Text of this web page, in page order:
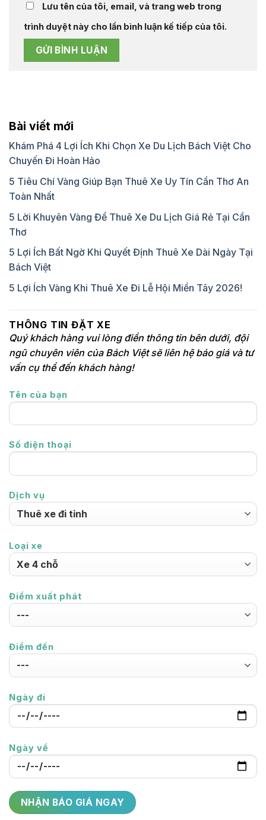
Lưu tên của tôi, email, và trang web trong
trình duyệt này cho lần bình luận kế tiếp của tôi.
Bài viết mới
Khám Phá 4 Lợi Ích Khi Chọn Xe Du Lịch Bách Việt Cho
Chuyến Đi Hoàn Hảo
5 Tiêu Chí Vàng Giúp Bạn Thuê Xe Uy Tín Cần Thơ An
Toàn Nhất
5 Lời Khuyên Vàng Để Thuê Xe Du Lịch Giá Rẻ Tại Cần
Thơ
5 Lợi Ích Bất Ngờ Khi Quyết Định Thuê Xe Dài Ngày Tại
Bách Việt
5 Lợi Ích Vàng Khi Thuê Xe Đi Lễ Hội Miền Tây 2026!
THÔNG TIN ĐẶT XE
Quý khách hàng vui lòng điền thông tin bên dưới, đội
ngũ chuyên viên của Bách Việt sẽ liên hệ báo giá và tư
vấn cụ thể đến khách hàng!
Tên của bạn
Số điện thoại
Dịch vụ
Loại xe
Điểm xuất phát
Điểm đến
Ngày đi
Ngày về